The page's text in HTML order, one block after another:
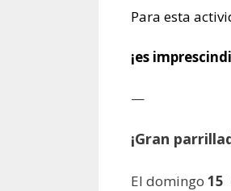
Para esta
¡es
—
¡Gran
El domingo 15